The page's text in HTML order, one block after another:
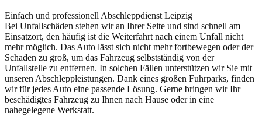
Einfach und professionell Abschleppdienst Leipzig
Bei Unfallschäden stehen wir an Ihrer Seite und sind schnell am
Einsatzort, den häufig ist die Weiterfahrt nach einem Unfall nicht
mehr möglich. Das Auto lässt sich nicht mehr fortbewegen oder der
Schaden zu groß, um das Fahrzeug selbstständig von der
Unfallstelle zu entfernen. In solchen Fällen unterstützen wir Sie mit
unseren Abschleppleistungen. Dank eines großen Fuhrparks, finden
wir für jedes Auto eine passende Lösung. Gerne bringen wir Ihr
beschädigtes Fahrzeug zu Ihnen nach Hause oder in eine
nahegelegene Werkstatt.